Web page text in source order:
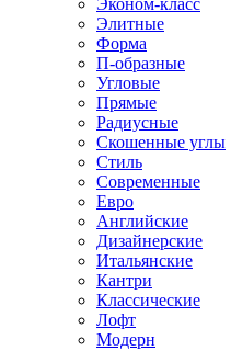
Эконом-класс
Элитные
Форма
П-образные
Угловые
Прямые
Радиусные
Скошенные углы
Стиль
Современные
Евро
Английские
Дизайнерские
Итальянские
Кантри
Классические
Лофт
Модерн